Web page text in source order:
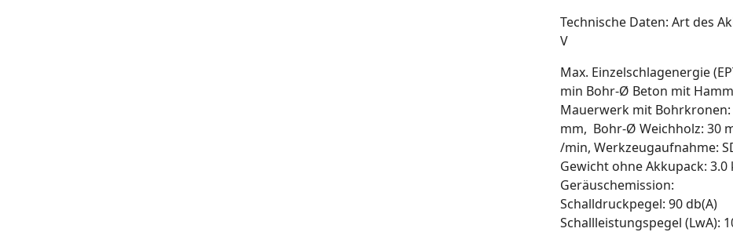
war:
ist:
Technische Daten: Art des
V
Max. Einzelschlagenergie
min Bohr-Ø Beton mit
Mauerwerk mit
mm, Bohr-Ø Weichholz: 30
/min, Werkzeugaufnahme:
Gewicht ohne Akkupack: 3.0
Geräuschemission:
Schalldruckpegel: 90 db(A)
Schallleistungspegel (LwA):